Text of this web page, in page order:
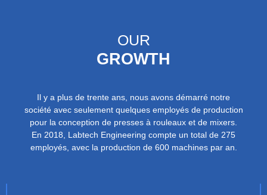
OUR
GROWTH
Il y a plus de trente ans, nous avons démarré notre
société avec seulement quelques employés de production
pour la conception de presses à rouleaux et de mixers.
En 2018, Labtech Engineering compte un total de 275
employés, avec la production de 600 machines par an.